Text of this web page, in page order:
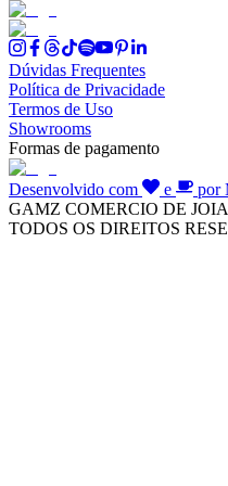
Dúvidas Frequentes
Política de Privacidade
Termos de Uso
Showrooms
Formas de pagamento
Desenvolvido com e
por
GAMZ COMERCIO DE
TODOS OS DIREITOS